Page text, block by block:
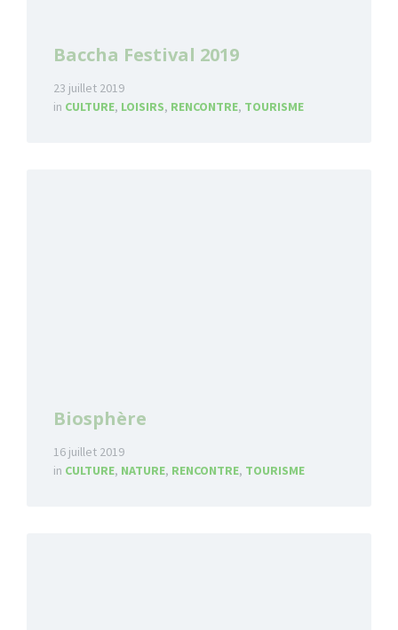
Baccha Festival 2019
23 juillet 2019
in CULTURE, LOISIRS, RENCONTRE, TOURISME
Biosphère
16 juillet 2019
in CULTURE, NATURE, RENCONTRE, TOURISME